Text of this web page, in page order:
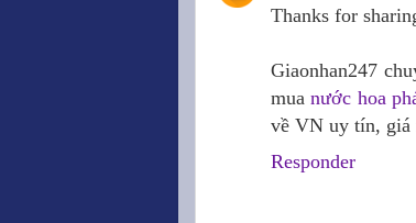
Thanks for
Giaonhan247
muanước hoa
về VN uy tín, giá
Responder